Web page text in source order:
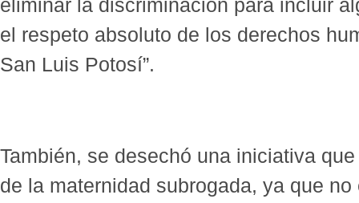
eliminar la discriminación para incluir
el respeto absoluto de los derechos
San Luis Potosí”.
También, se desechó una iniciativa
de la maternidad subrogada, ya que